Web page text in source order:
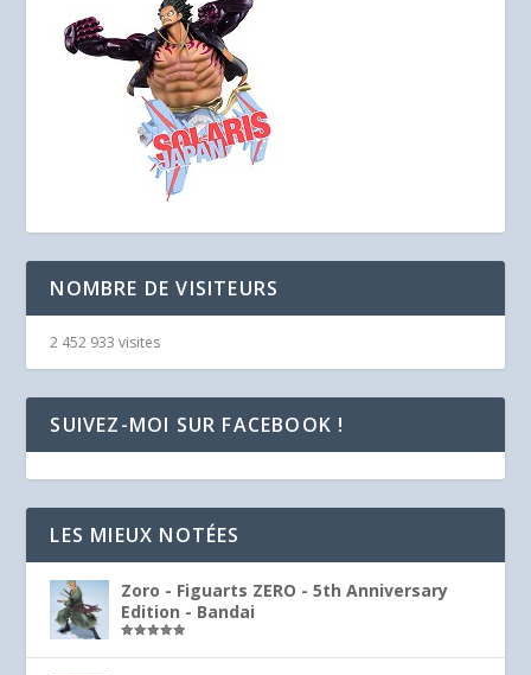
NOMBRE DE VISITEURS
2 452 933 visites
SUIVEZ-MOI SUR FACEBOOK !
LES MIEUX NOTÉES
Zoro - Figuarts ZERO - 5th Anniversary
Edition - Bandai